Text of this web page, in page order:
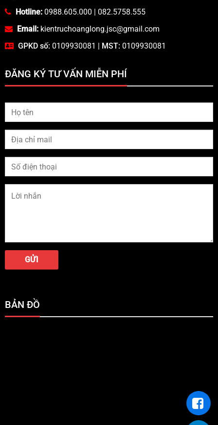
Hotline: 0988.605.000 | 082.5758.555
Email: kientruchoanglong.jsc@gmail.com
GPKD số: 0109930081 | MST: 0109930081
ĐĂNG KÝ TƯ VẤN MIỄN PHÍ
BẢN ĐỒ